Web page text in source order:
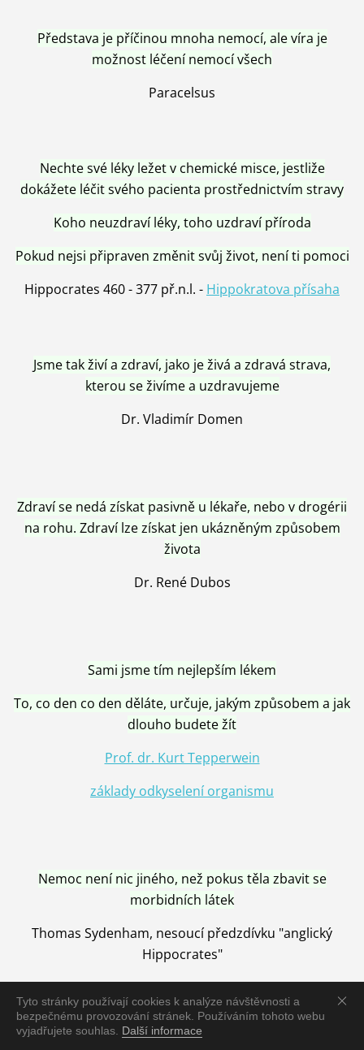
Tyto stránky používají cookies k analýze návštěvnosti a
bezpečnému provozování stránek. Používáním tohoto webu
vyjadřujete souhlas. Další informace
Představa je příčinou mnoha nemocí, ale víra je
možnost léčení nemocí všech
Paracelsus
Nechte své léky ležet v chemické misce, jestliže
dokážete léčit svého pacienta prostřednictvím stravy
Koho neuzdraví léky, toho uzdraví příroda
Pokud nejsi připraven změnit svůj život, není ti pomoci
Hippocrates 460 - 377 př.n.l. - Hippokratova přísaha
Jsme tak živí a zdraví, jako je živá a zdravá strava,
kterou se živíme a uzdravujeme
Dr. Vladimír Domen
Zdraví se nedá získat pasivně u lékaře, nebo v drogérii
na rohu. Zdraví lze získat jen ukázněným způsobem
života
Dr. René Dubos
Sami jsme tím nejlepším lékem
To, co den co den děláte, určuje, jakým způsobem a jak
dlouho budete žít
Prof. dr. Kurt Tepperwein
základy odkyselení organismu
Nemoc není nic jiného, než pokus těla zbavit se
morbidních látek
Thomas Sydenham, nesoucí předzdívku "anglický
Hippocrates"
Nemoc je vyléčena jen pomocí Přírody, neutralizací a